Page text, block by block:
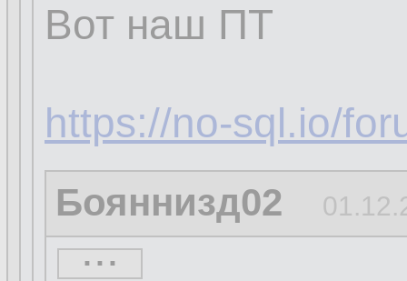
Вот наш ПТ
https://no-sql.io/
Бояннизд02
...